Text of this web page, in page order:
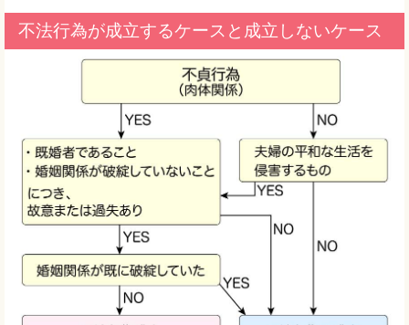
不法行為が成立するケースと成立しないケース